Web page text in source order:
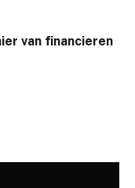
van financieren